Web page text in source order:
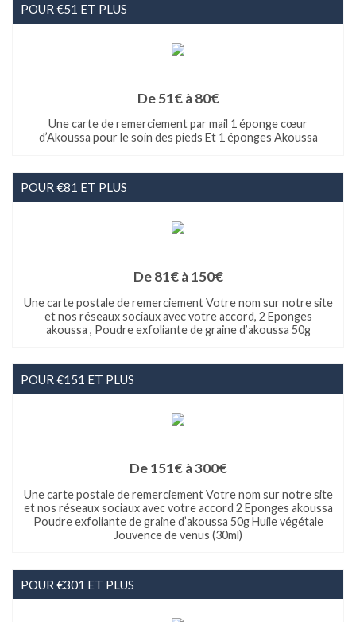
POUR €51 ET PLUS
De 51€ à 80€
Une carte de remerciement par mail 1 éponge cœur
d’Akoussa pour le soin des pieds Et 1 éponges Akoussa
POUR €81 ET PLUS
De 81€ à 150€
Une carte postale de remerciement Votre nom sur notre site
et nos réseaux sociaux avec votre accord, 2 Eponges
akoussa , Poudre exfoliante de graine d’akoussa 50g
POUR €151 ET PLUS
De 151€ à 300€
Une carte postale de remerciement Votre nom sur notre site
et nos réseaux sociaux avec votre accord 2 Eponges akoussa
Poudre exfoliante de graine d’akoussa 50g Huile végétale
Jouvence de venus (30ml)
POUR €301 ET PLUS